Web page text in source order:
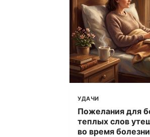
УДАЧИ
Пожелания для
теплых слов
во время болезни